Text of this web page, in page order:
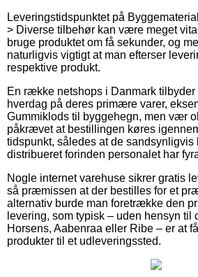
Leveringstidspunktet på
> Diverse tilbehør kan være meget
bruge produktet om få sekunder, og
naturligvis vigtigt at man efterser
respektive produkt.
En række netshops i Danmark
hverdag på deres primære varer,
Gummiklods til byggehegn, men vær
påkrævet at bestillingen køres
tidspunkt, således at de sandsynligvis
distribueret forinden personalet har
Nogle internet varehuse sikrer gratis
så præmissen at der bestilles for et
alternativ burde man foretrække den
levering, som typisk – uden hensyn til
Horsens, Aabenraa eller Ribe – er at
produkter til et udleveringssted.